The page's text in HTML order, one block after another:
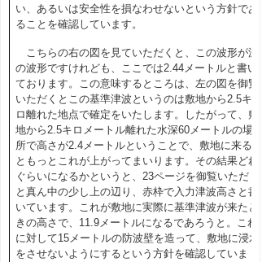
い、あるいは安全性を損なわせないという方針であ
ることを確認しています。
こちらの右の図を見ていただくと、この波形が波
の波形ですけれども、ここでは2.44メートルと書い
ております。この意味するところは、左の図を御覧
いただくとこの基準津波というのは敷地から2.5キ
ロ離れた地点で確定をいたします。したがって、敷
地から2.5キロメートル離れた水深60メートルの場
所で高さが2.4メートルということで、敷地に来る
ともっとこれが上がってまいります。その結果どれ
ぐらいになるかというと、 23ページを御覧いただく
と真ん中の少し上の辺り、赤枠で入力津波高さと書
いています。これが敷地に実際に基準津波が来たと
きの高さで、 11.9メートルになるであろうと。これ
に対して15メートルの防波壁を造って、敷地に浸水
をさせないようにするという方針を確認していま